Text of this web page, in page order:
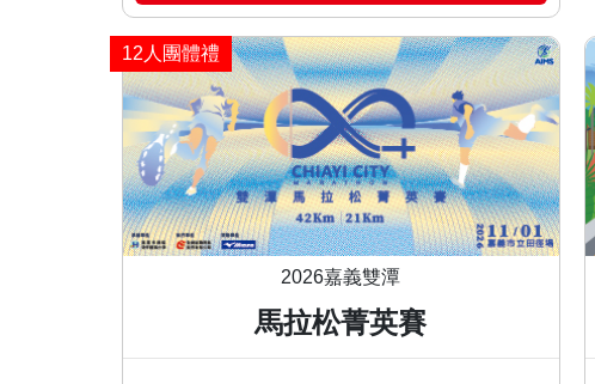
12人團體禮
2026嘉義雙潭
馬拉松菁英賽